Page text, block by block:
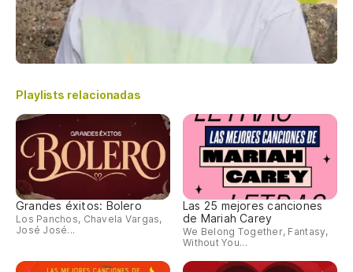
Playlists relacionadas
Grandes éxitos: Bolero
Los Panchos, Chavela Vargas,
José José...
Las 25 mejores canciones
de Mariah Carey
We Belong Together, Fantasy,
Without You...